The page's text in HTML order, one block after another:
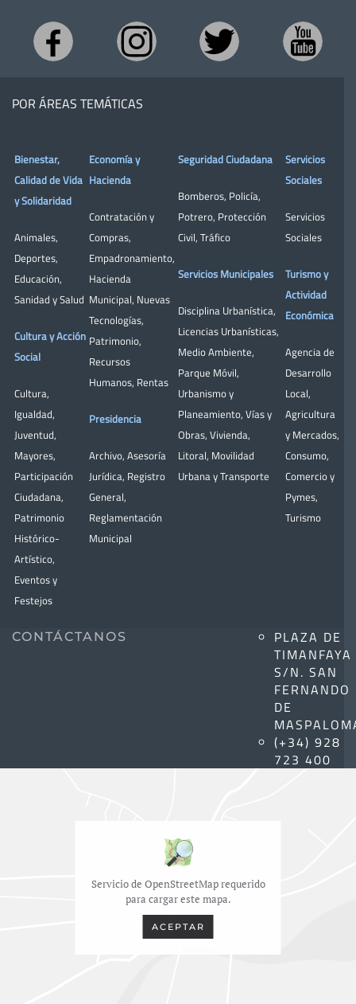
POR ÁREAS TEMÁTICAS
Bienestar,
Calidad de Vida
y Solidaridad
Animales,
Deportes,
Educación,
Sanidad y Salud
Cultura y Acción
Social
Cultura,
Igualdad,
Juventud,
Mayores,
Participación
Ciudadana,
Patrimonio
Histórico-
Artístico,
Eventos y
Festejos
Economía y
Hacienda
Contratación y
Compras,
Empadronamiento,
Hacienda
Municipal, Nuevas
Tecnologías,
Patrimonio,
Recursos
Humanos, Rentas
Presidencia
Archivo, Asesoría
Jurídica, Registro
General,
Reglamentación
Municipal
Seguridad Ciudadana
Bomberos, Policía,
Potrero, Protección
Civil, Tráfico
Servicios Municipales
Disciplina Urbanística,
Licencias Urbanísticas,
Medio Ambiente,
Parque Móvil,
Urbanismo y
Planeamiento, Vías y
Obras, Vivienda,
Litoral, Movilidad
Urbana y Transporte
Servicios
Sociales
Servicios
Sociales
Turismo y
Actividad
Económica
Agencia de
Desarrollo
Local,
Agricultura
y Mercados,
Consumo,
Comercio y
Pymes,
Turismo
CONTÁCTANOS
PLAZA DE
TIMANFAYA
S/N. SAN
FERNANDO
DE
(+34) 928
723 400
Servicio de OpenStreetMap requerido
para cargar este mapa.
ACEPTAR